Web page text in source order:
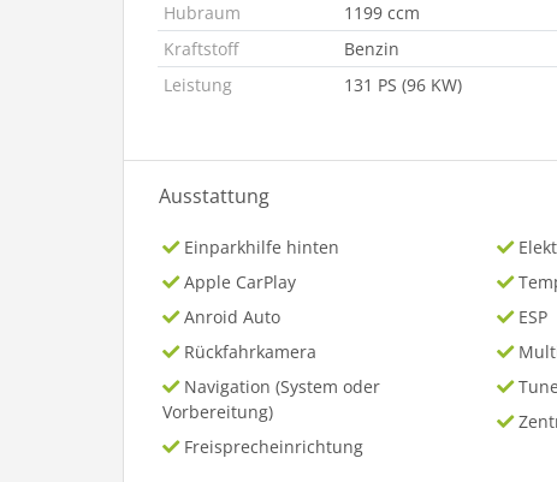
Hubraum
1199 ccm
Kraftstoff
Benzin
Leistung
131 PS (96 KW)
Ausstattung
Einparkhilfe hinten
Apple CarPlay
Anroid Auto
Rückfahrkamera
Navigation (System oder
Vorbereitung)
Freisprecheinrichtung
ESP